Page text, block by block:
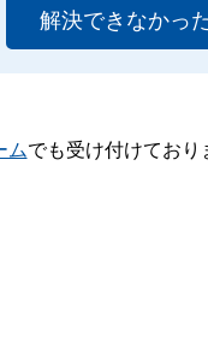
解決できなかっ
ムでも受け付けており